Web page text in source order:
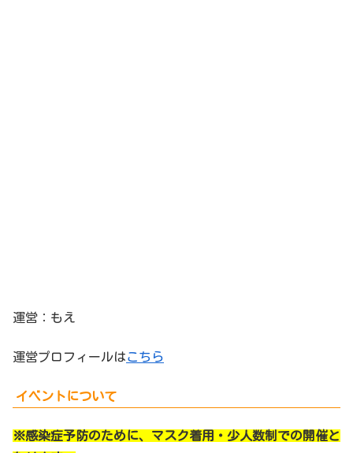
運営：もえ
運営プロフィールはこちら
イベントについて
※感染症予防のために、マスク着用・少人数制での開催と